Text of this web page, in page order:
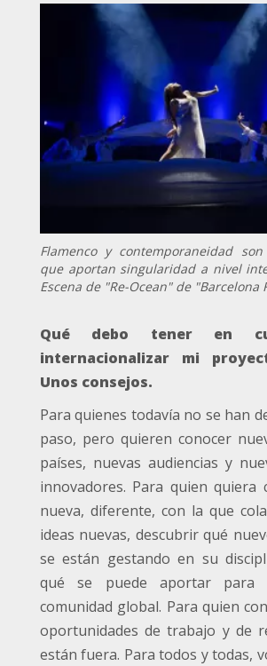
Flamenco y contemporaneidad
que aportan singularidad a nivel
Escena de "Re-Ocean" de "Barcelona
Qué debo tener en
internacionalizar mi
Unos consejos.
Para quienes todavía no se han
paso, pero quieren conocer
países, nuevas audiencias y
innovadores. Para quien quiera
nueva, diferente, con la que
ideas nuevas, descubrir qué
se están gestando en su
qué se puede aportar para
comunidad global. Para quien
oportunidades de trabajo y de
están fuera. Para todos y todas,